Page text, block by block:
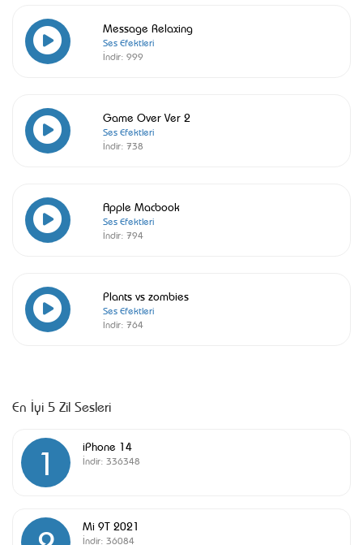
Message Relaxing
Ses Efektleri
İndir: 999
Game Over Ver 2
Ses Efektleri
İndir: 738
Apple Macbook
Ses Efektleri
İndir: 794
Plants vs zombies
Ses Efektleri
İndir: 764
En İyi 5 Zil Sesleri
1 iPhone 14
İndir: 336348
Mi 9T 2021
İndir: 36084